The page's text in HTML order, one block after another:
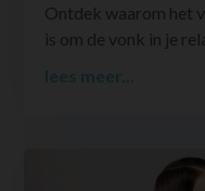
Ontdek waarom het
is om de vonk in je